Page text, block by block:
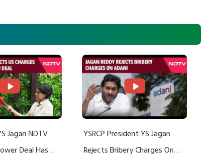
Jagan NDTV
Deal Has
YSRCP President YS Jagan
Rejects Bribery Charges On